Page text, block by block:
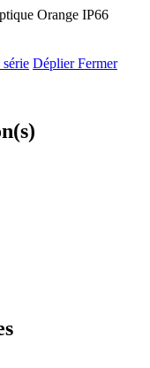
Orange IP66
Déplier Fermer